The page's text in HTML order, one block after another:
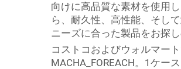
向けに高品質な素材を使用
ら、耐久性、高性能、そし
ニーズに合った製品をお探
コストコおよびウォルマー
MACHA_FOREACH。1ケー